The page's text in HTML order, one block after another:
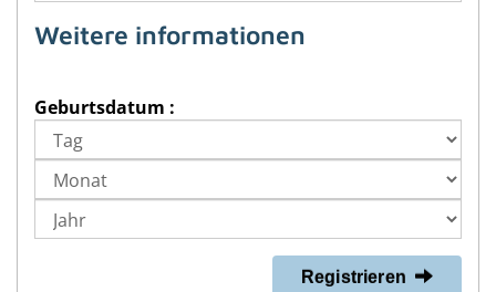
Weitere informationen
Geburtsdatum :
Registrieren